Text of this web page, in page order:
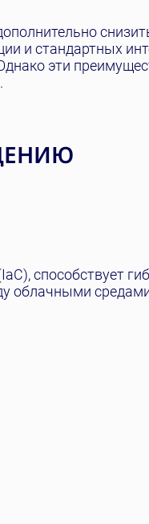
и стандартных
эти
способствует
облачными